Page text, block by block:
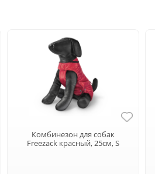
Комбинезон для собак
Freezack красный, 25см, S